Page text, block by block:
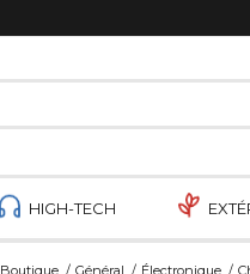
HIGH-TECH
Boutique / Général / Électronique /